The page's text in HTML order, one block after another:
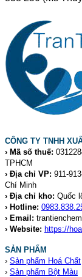
CÔNG TY TNHH
› Mã số thuế:
TPHCM
› Địa chỉ VP: 911-
Chí Minh
› Địa chỉ kho: Quốc
› Hotline:
› Email:
› Website: https://
SẢN PHẨM
› Sản phẩm Hoá Chất
› Sản phẩm Bột Màu